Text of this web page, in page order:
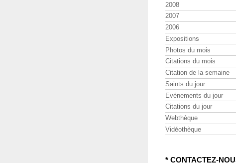
2008
2007
2006
Expositions
Photos du mois
Citations du mois
Citation de la semaine
Saints du jour
Evénements du jour
Citations du jour
Webthèque
Vidéothèque
* CONTACTEZ-